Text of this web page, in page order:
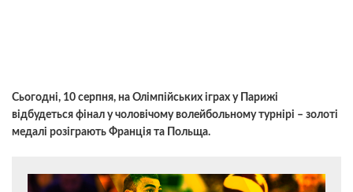
Сьогодні, 10 серпня, на Олімпійських іграх у Парижі
відбудеться фінал у чоловічому волейбольному турнірі – золоті
медалі розіграють Франція та Польща.